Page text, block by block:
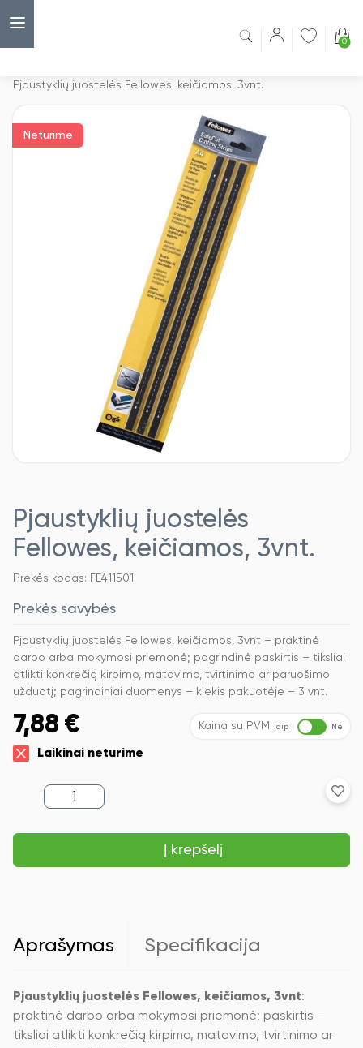
0
Pjaustyklių juostelės Fellowes, keičiamos, 3vnt.
Neturime
Pjaustyklių juostelės
Fellowes, keičiamos, 3vnt.
Prekės kodas: FE411501
Prekės savybės
Pjaustyklių juostelės Fellowes, keičiamos, 3vnt – praktinė
darbo arba mokymosi priemonė; pagrindinė paskirtis – tiksliai
atlikti konkrečią kirpimo, matavimo, tvirtinimo ar paruošimo
užduotį; pagrindiniai duomenys – kiekis pakuotėje – 3 vnt.
7,88 € Kaina su PVM Taip Ne
Laikinai neturime
produkto
kiekis:
juostelės
keičiamos,
Į krepšelį
Aprašymas Specifikacija
Pjaustyklių juostelės Fellowes, keičiamos, 3vnt:
praktinė darbo arba mokymosi priemonė; paskirtis –
tiksliai atlikti konkrečią kirpimo, matavimo, tvirtinimo ar